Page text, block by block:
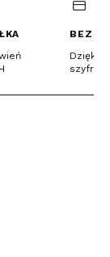
nowej
karcie)
Dzięki